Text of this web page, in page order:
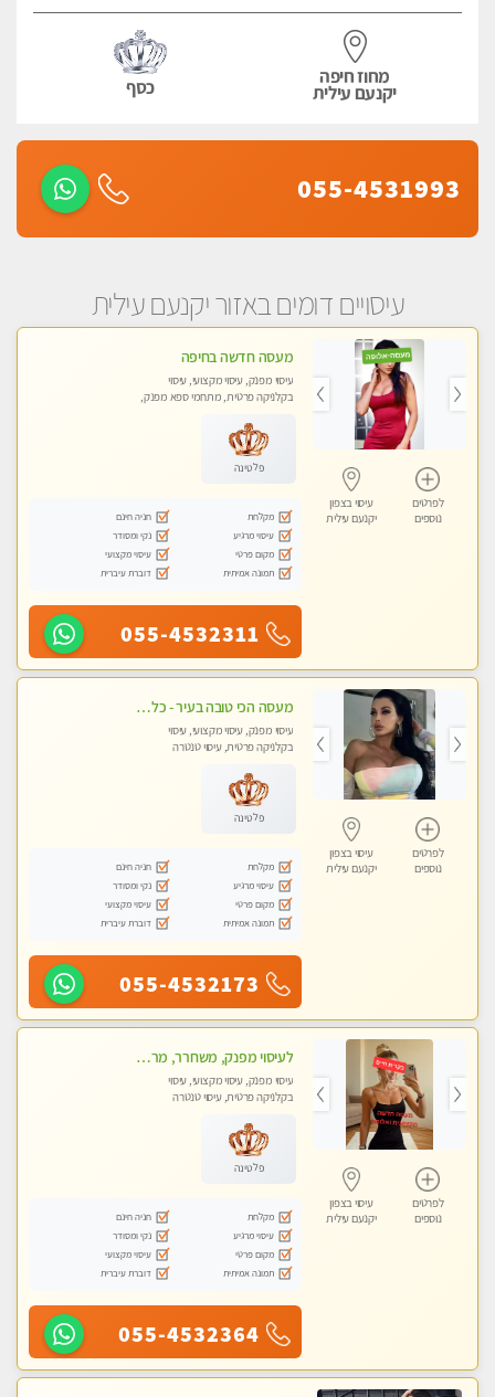
מחוז חיפה
יקנעם עילית כסף
055-4531993
עיסויים דומים באזור יקנעם עילית
לפרטים
נוספים
עיסוי בצפון
יקנעם עילית
מעסה חדשה בחיפה
עיסוי מפנק, עיסוי מקצועי, עיסוי
בקלניקה פרטית, מתחמי ספא מפנק,
פלטינה
מקלחת
חניה חינם
עיסוי מרגיע
נקי ומסודר
מקום פרטי
עיסוי מקצועי
תמונה אמיתית
דוברת עיברית
055-4532311
לפרטים
נוספים
עיסוי בצפון
יקנעם עילית
מעסה הכי טובה בעיר - כל סוגי העיסויים מעסה מקצועית ואיכותית פרטי!!!
עיסוי מפנק, עיסוי מקצועי, עיסוי
בקלניקה פרטית, עיסוי טנטרה
פלטינה
מקלחת
חניה חינם
עיסוי מרגיע
נקי ומסודר
מקום פרטי
עיסוי מקצועי
תמונה אמיתית
דוברת עיברית
055-4532173
לפרטים
נוספים
עיסוי בצפון
יקנעם עילית
לעיסוי מפנק, משחרר, מרגיע, טנטרה, עיסוי שבדי מקצועי ללא שירותי מין
עיסוי מפנק, עיסוי מקצועי, עיסוי
בקלניקה פרטית, עיסוי טנטרה
פלטינה
מקלחת
חניה חינם
עיסוי מרגיע
נקי ומסודר
מקום פרטי
עיסוי מקצועי
תמונה אמיתית
דוברת עיברית
055-4532364